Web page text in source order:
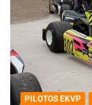
PILOTOS EKVP